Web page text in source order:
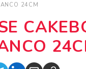
24CM